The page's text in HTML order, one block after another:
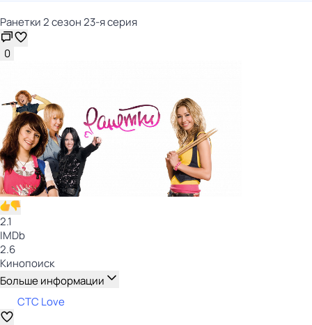
Ранетки 2 сезон 23-я серия
0
2.1
IMDb
2.6
Кинопоиск
Больше информации
СТС Love